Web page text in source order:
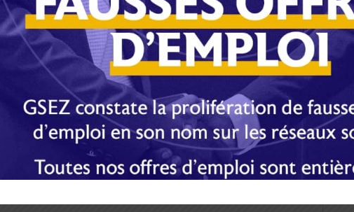
Les champs obligatoires sont indiqués avec*